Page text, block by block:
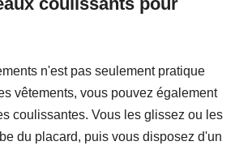
n'est pas seulement pratique
vêtements, vous pouvez également
coulissantes. Vous les glissez ou les
du placard, puis vous disposez d'un